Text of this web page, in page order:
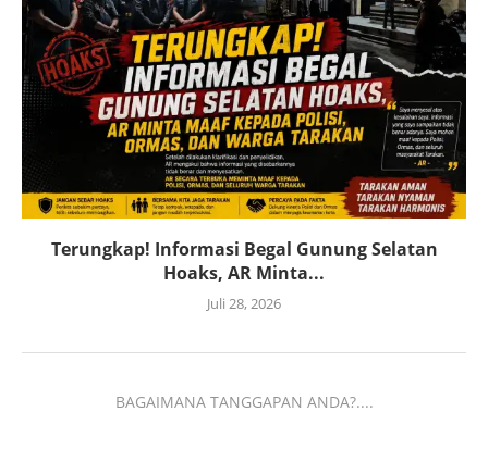
Terungkap! Informasi Begal Gunung Selatan
Hoaks, AR Minta...
Juli 28, 2026
BAGAIMANA TANGGAPAN ANDA?....